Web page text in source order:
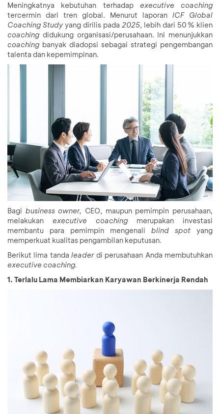
Meningkatnya kebutuhan terhadap executive coaching
tercermin dari tren global. Menurut laporan ICF Global
Coaching Studyyang dirilis pada 2025, lebih dari 50 % klien
coaching didukung organisasi/perusahaan. Ini menunjukkan
coaching banyak diadopsi sebagai strategi pengembangan
talenta dan kepemimpinan.
Bagi business owner, CEO, maupun pemimpin perusahaan,
melakukan executive coaching merupakan investasi
membantu para pemimpin mengenali blind spot yang
memperkuat kualitas pengambilan keputusan.
Berikut lima tandaleader di perusahaan Anda membutuhkan
executive coaching.
1. Terlalu Lama Membiarkan Karyawan Berkinerja Rendah